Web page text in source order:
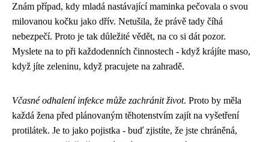
Znám případ, kdy mladá nastávající maminka pečovala o svou
milovanou kočku jako dřív. Netušila, že právě tady číhá
nebezpečí. Proto je tak důležité vědět, na co si dát pozor.
Myslete na to při každodenních činnostech - když krájíte maso,
když jíte zeleninu, když pracujete na zahradě.
Včasné odhalení infekce může zachránit život. Proto by měla
každá žena před plánovaným těhotenstvím zajít na vyšetření
protilátek. Je to jako pojistka - buď zjistíte, že jste chráněná,